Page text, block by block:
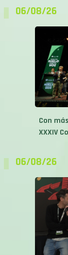
06/08/26
Con
XXXIV
06/08/26